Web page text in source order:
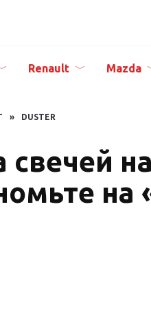
Renault Mazda
» DUSTER
свечей
на